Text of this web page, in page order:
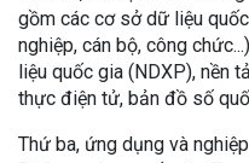
gồm các cơ sở dữ liệu
nghiệp, cán bộ, công
liệu quốc gia (NDXP), nền
thực điện tử, bản đồ số
Thứ ba, ứng dụng và